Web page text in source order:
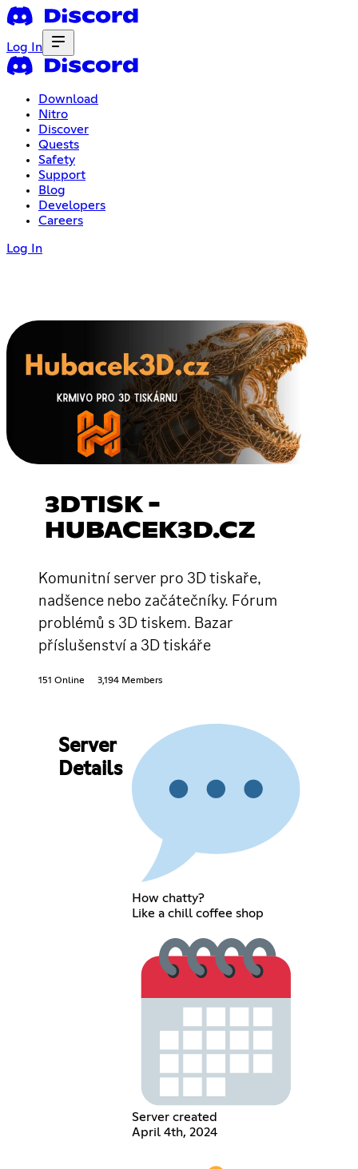
Log In
Download
Nitro
Discover
Quests
Safety
Support
Blog
Developers
Careers
Log In
3DTISK -
HUBACEK3D.CZ
Komunitní server pro 3D tiskaře,
nadšence nebo začátečníky. Fórum
problémů s 3D tiskem. Bazar
příslušenství a 3D tiskáře
151 Online 3,194 Members
Server
Details
How chatty?
Like a chill coffee shop
Server created
April 4th, 2024